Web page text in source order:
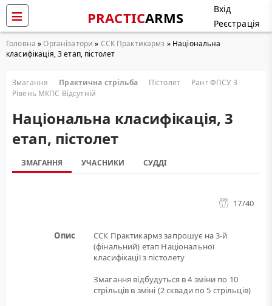
PRACTICARMS
Вхід
Реєстрація
Головна »Організатори » ССК Практикармз » Національна
класифікація, 3 етап, пістолет
Змагання Практична стрільба Пістолет
Ранг ФПСУ 3
Рівень МКПС Відсутній
Національна класифікація, 3
етап, пістолет
ЗМАГАННЯ УЧАСНИКИ СУДДІ
17/40
Опис
ССК Практикармз запрошує на 3-й
(фінальний) етап Національної
класифікації з пістолету
Змагання відбудуться в 4 зміни по 10
стрільців в зміні (2 сквади по 5 стрільців)